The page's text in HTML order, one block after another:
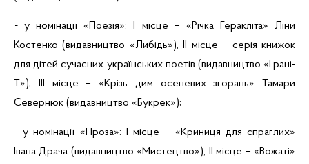
- у номінації «Поезія»: І місце – «Річка Геракліта» Ліни
Костенко (видавництво «Либідь»), ІІ місце – серія книжок
для дітей сучасних українських поетів (видавництво « Грані-
»); ІІІ місце – «Крізь дим осеневихзгорань» Тамари
Севернюк (видавництво «Букрек»);
- у номінації «Проза»: І місце – «Криниця для спраглих»
Івана Драча (видавництво «Мистецтво»),
ІІ місце – «Вожаті»